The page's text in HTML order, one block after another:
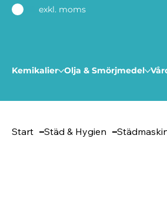
exkl. moms
Kemikalier Olja & Smörjmedel
Start Städ & Hygien